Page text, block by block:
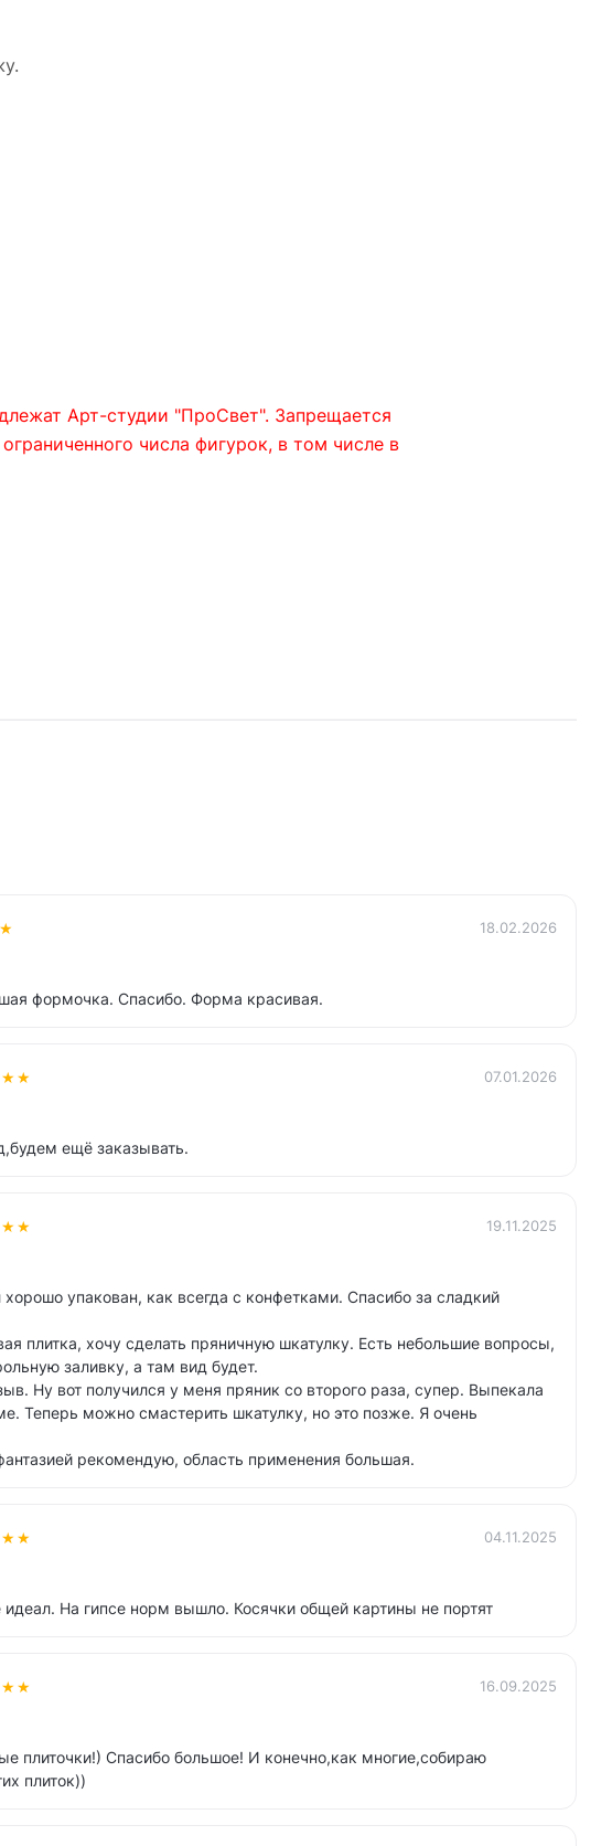
Арт-студии "ПроСвет". Запрещается
числа фигурок, в том числе в
★ 18.02.2026
формочка. Спасибо. Форма красивая.
★★ 07.01.2026
ещё заказывать.
★★ 19.11.2025
упакован, как всегда с конфетками. Спасибо за сладкий
плитка, хочу сделать пряничную шкатулку. Есть небольшие вопросы,
заливку, а там вид будет.
Ну вот получился у меня пряник со второго раза, супер. Выпекала
Теперь можно смастерить шкатулку, но это позже. Я очень
рекомендую, область применения большая.
★★ 04.11.2025
На гипсе норм вышло. Косячки общей картины не портят
★★ 16.09.2025
плиточки!) Спасибо большое! И конечно,как многие,собираю
плиток))